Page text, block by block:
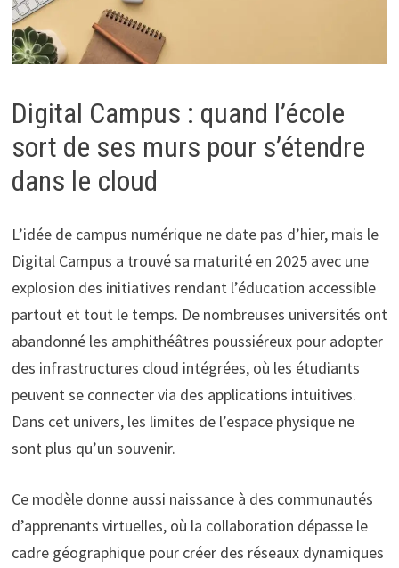
Digital Campus : quand l’école
sort de ses murs pour s’étendre
dans le cloud
L’idée de campus numérique ne date pas d’hier, mais le
Digital Campus a trouvé sa maturité en 2025 avec une
explosion des initiatives rendant l’éducation accessible
partout et tout le temps. De nombreuses universités ont
abandonné les amphithéâtres poussiéreux pour adopter
des infrastructures cloud intégrées, où les étudiants
peuvent se connecter via des applications intuitives.
Dans cet univers, les limites de l’espace physique ne
sont plus qu’un souvenir.
Ce modèle donne aussi naissance à des communautés
d’apprenants virtuelles, où la collaboration dépasse le
cadre géographique pour créer des réseaux dynamiques